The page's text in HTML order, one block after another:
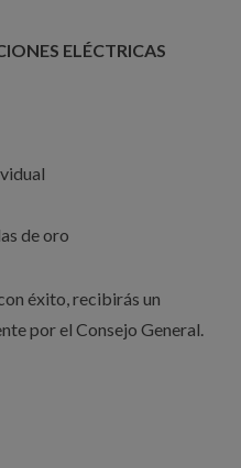
ELÉCTRICAS
de oro
éxito, recibirás un
por el Consejo General.